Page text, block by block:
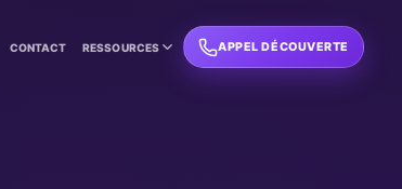
CONTACT RESSOURCES APPEL DÉCOUVERTE